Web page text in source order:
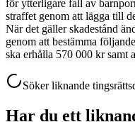
för ytterligare fall av
straffet genom att lägga till
När det gäller skadestånd
genom att bestämma
ska erhålla 570 000 kr samt
Söker liknande
Har du ett